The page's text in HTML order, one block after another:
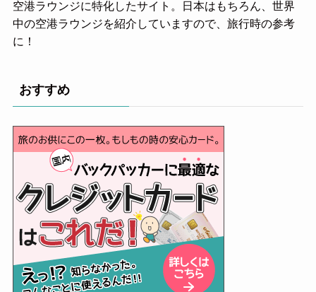
空港ラウンジに特化したサイト。日本はもちろん、世界
中の空港ラウンジを紹介していますので、旅行時の参考
に！
おすすめ